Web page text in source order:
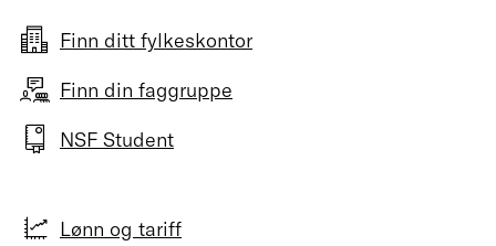
Finn ditt fylkeskontor
Finn din faggruppe
NSF Student
Lønn og tariff